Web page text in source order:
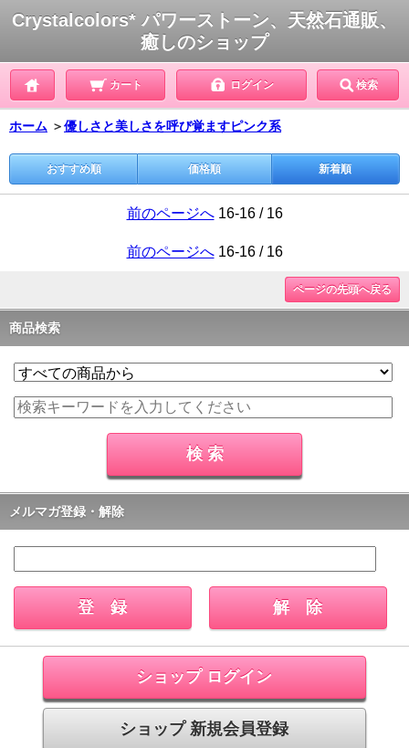
Crystalcolors* パワーストーン、天然石通販、
癒しのショップ
カート ログイン 検索
ホーム ＞優しさと美しさを呼び覚ますピンク系
おすすめ順 価格順 新着順
前のページへ16-16 / 16
前のページへ16-16 / 16
ページの先頭へ戻る
商品検索
メルマガ登録・解除
ショップ ログイン
ショップ 新規会員登録